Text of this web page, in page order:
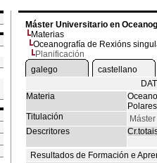
Máster Universitario en
Materias
Oceanografía de Rexións
Planificación
galego
castellano
Materia
Titulación
Descritores
Resultados de Formación e